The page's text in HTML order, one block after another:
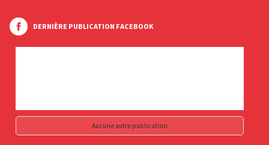
DERNIÈRE PUBLICATION FACEBOOK
Aucune autre publication